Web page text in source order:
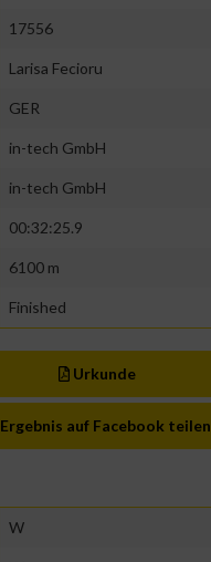
17556
Larisa Fecioru
GER
in-tech GmbH
in-tech GmbH
00:32:25.9
6100 m
Finished
Urkunde
Ergebnis auf Facebook teilen
W